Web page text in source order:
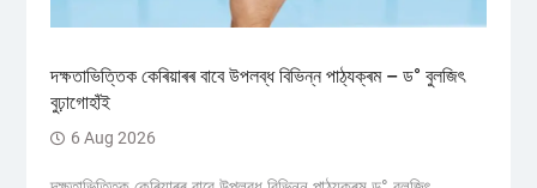
দক্ষতাভিত্তিক কেৰিয়াৰৰ বাবে উপলব্ধ বিভিন্ন পাঠ্যক্ৰম – ড° বুলজিৎ
বুঢ়াগোহাঁই
6 Aug 2026